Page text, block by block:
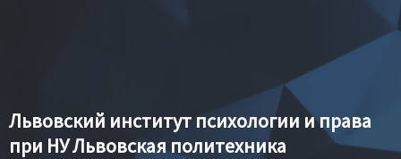
Львовский институт психологии и права
при НУ Львовская политехника